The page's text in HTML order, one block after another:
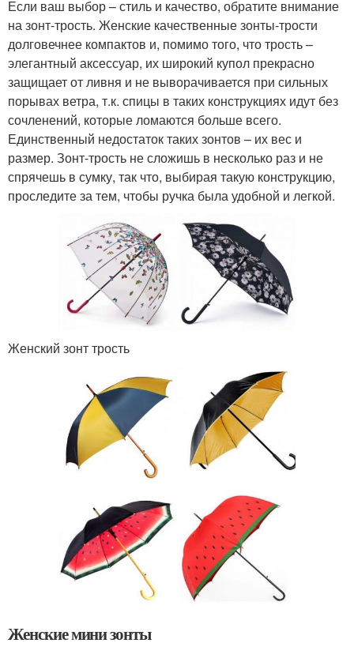
Если ваш выбор – стиль и качество, обратите внимание
на зонт-трость. Женские качественные зонты-трости
долговечнее компактов и, помимо того, что трость –
элегантный аксессуар, их широкий купол прекрасно
защищает от ливня и не выворачивается при сильных
порывах ветра, т.к. спицы в таких конструкциях идут без
сочленений, которые ломаются больше всего.
Единственный недостаток таких зонтов – их вес и
размер. Зонт-трость не сложишь в несколько раз и не
спрячешь в сумку, так что, выбирая такую конструкцию,
проследите за тем, чтобы ручка была удобной и легкой.
Женский зонт трость
Женские мини зонты